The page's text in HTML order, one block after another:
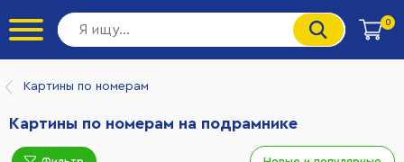
0
Картины по номерам
Картины по номерам на подрамнике